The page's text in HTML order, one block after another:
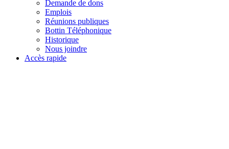
Demande de dons
Emplois
Réunions publiques
Bottin Téléphonique
Historique
Nous joindre
Accès rapide